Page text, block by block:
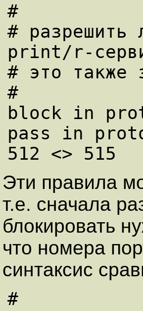
#
# разрешить
print/r-
# это также
#
block in
pass in
Эти правила
т.е. сначала
блокировать
что номера
синтаксис
#